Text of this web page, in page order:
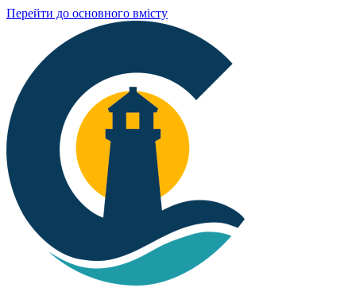
Перейти до основного вмісту